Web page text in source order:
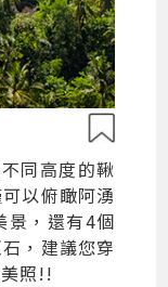
同高度的鞦
以俯瞰阿湧
景，還有4個
，建議您穿
照!!